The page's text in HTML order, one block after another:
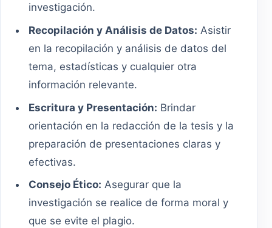
investigación.
Recopilación y Análisis de Datos: Asistir
en la recopilación y análisis de datos del
tema, estadísticas y cualquier otra
información relevante.
Escritura y Presentación: Brindar
orientación en la redacción de la tesis y la
preparación de presentaciones claras y
efectivas.
Consejo Ético: Asegurar que la
investigación se realice de forma moral y
que se evite el plagio.